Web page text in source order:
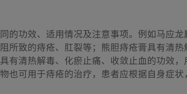
的功效、适用情况及注意事项。例如马应
致的痔疮、肛裂等；熊胆痔疮膏具有清热
有清热解毒、化瘀止痛、收敛止血的功效
也可用于痔疮的治疗，患者应根据自身症